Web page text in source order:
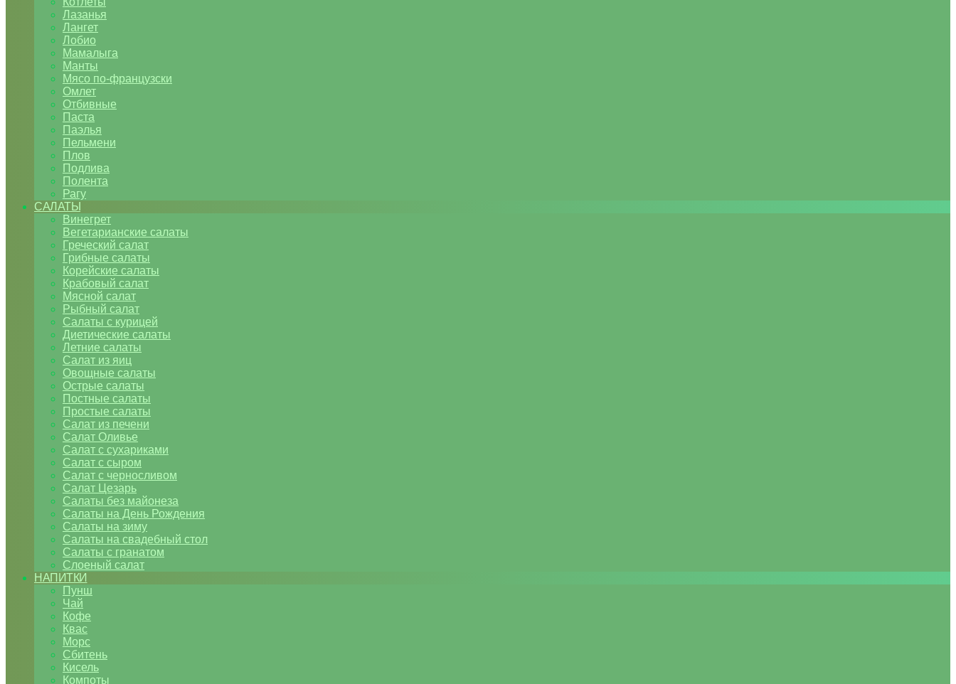
Лазанья
Лангет
Лобио
Мамалыга
Манты
Мясо по-французски
Омлет
Отбивные
Паста
Паэлья
Пельмени
Плов
Подлива
Полента
Рагу
САЛАТЫ
Винегрет
Вегетарианские салаты
Греческий салат
Грибные салаты
Корейские салаты
Крабовый салат
Мясной салат
Рыбный салат
Салаты с курицей
Диетические салаты
Летние салаты
Салат из яиц
Овощные салаты
Острые салаты
Постные салаты
Простые салаты
Салат из печени
Салат Оливье
Салат с сухариками
Салат с сыром
Салат с черносливом
Салат Цезарь
Салаты без майонеза
Салаты на День Рождения
Салаты на зиму
Салаты на свадебный стол
Салаты с гранатом
Слоеный салат
НАПИТКИ
Пунш
Чай
Кофе
Квас
Морс
Сбитень
Кисель
Компоты